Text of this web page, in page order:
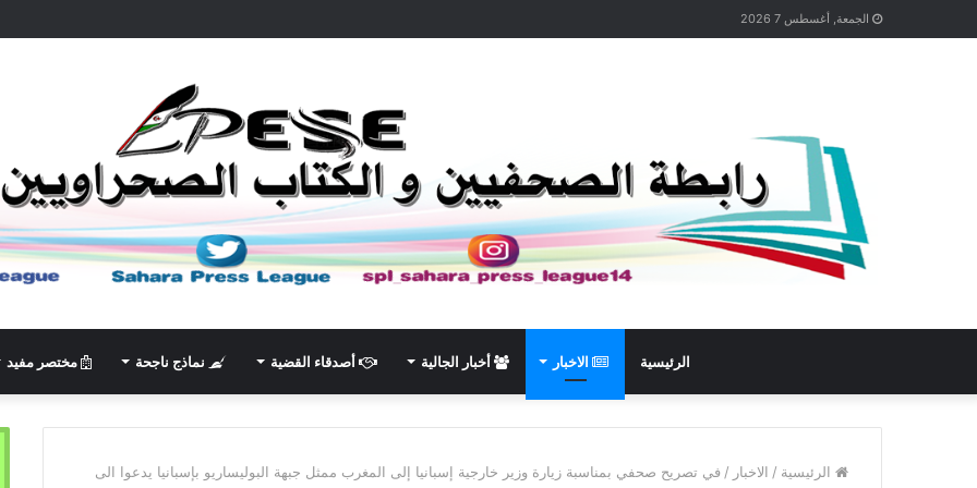
الجمعة, أغسطس 7 2026
الرئيسية الاخبار أخبار الجالية أصدقاء القضية نماذج ناجحة مختصر مفيد
الرئيسية / الاخبار / في تصريح صحفي بمناسبة زيارة وزير خارجية إسبانيا إلى المغرب ممثل جبهة البوليساريو بإسبانيا يدعوا الى